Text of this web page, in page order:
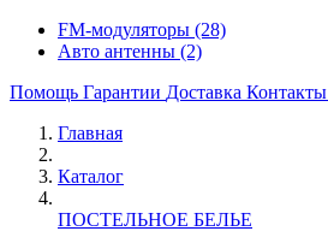
FM-модуляторы (28)
Авто антенны (2)
Помощь Гарантии Доставка Контакты
Главная
Каталог
ПОСТЕЛЬНОЕ БЕЛЬЕ